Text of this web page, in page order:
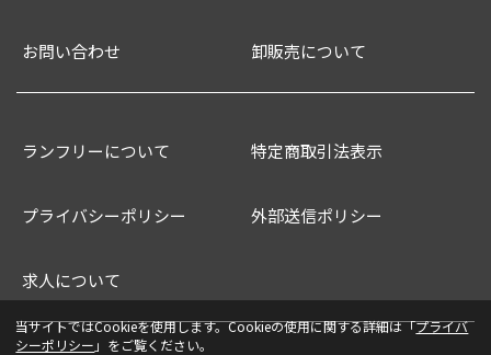
当サイトではCookieを使用します。Cookieの使用に関する詳細は「プライバ
シーポリシー 」をご覧ください。
お問い合わせ 卸販売について
ランフリーについて 特定商取引法表示
プライバシーポリシー 外部送信ポリシー
求人について